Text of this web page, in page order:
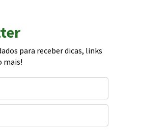
para receber dicas, links
mais!